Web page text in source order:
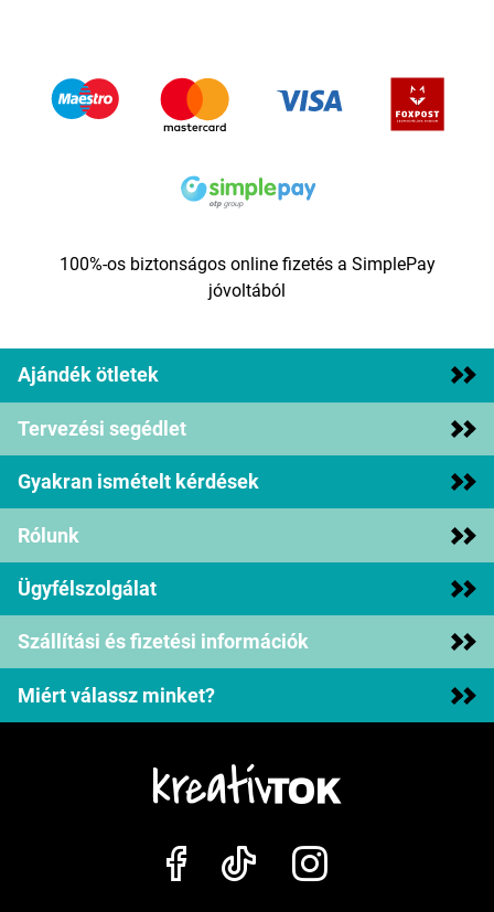
100%-os biztonságos online fizetés a SimplePay
jóvoltából
Ajándék ötletek
Tervezési segédlet
Gyakran ismételt kérdések
Rólunk
Ügyfélszolgálat
Szállítási és fizetési információk
Miért válassz minket?